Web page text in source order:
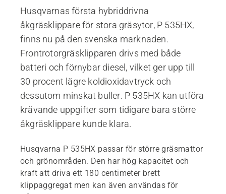
Husqvarnas första hybriddrivna
åkgräsklippare för stora gräsytor, P 535HX,
finns nu på den svenska marknaden.
Frontrotorgräsklipparen drivs med både
batteri och förnybar diesel, vilket ger upp till
30 procent lägre koldioxidavtryck och
dessutom minskat buller. P 535HX kan utföra
krävande uppgifter som tidigare bara större
åkgräsklippare kunde klara.
Husqvarna P 535HX passar för större gräsmattor
och grönområden. Den har hög kapacitet och
kraft att driva ett 180 centimeter brett
klippaggregat men kan även användas för